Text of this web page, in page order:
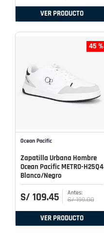
VER PRODUCTO
45 %
Ocean Pacific
Zapatilla Urbana Hombre
Ocean Pacific METRO-H25Q4
Blanco/Negro
S/ 109.45 S/ 199.00
VER PRODUCTO